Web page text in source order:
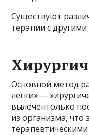
Существуют
терапии с
Основной метод
легких —
вылечентолько
из организма, что